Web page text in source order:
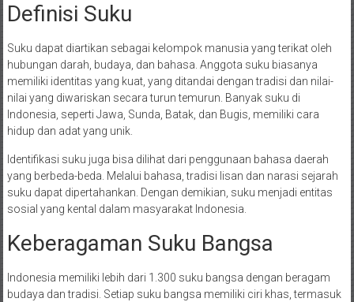
Definisi Suku
Suku dapat diartikan sebagai kelompok manusia yang terikat oleh
hubungan darah, budaya, dan bahasa. Anggota suku biasanya
memiliki identitas yang kuat, yang ditandai dengan tradisi dan nilai-
nilai yang diwariskan secara turun temurun. Banyak suku di
Indonesia, seperti Jawa, Sunda, Batak, dan Bugis, memiliki cara
hidup dan adat yang unik.
Identifikasi suku juga bisa dilihat dari penggunaan bahasa daerah
yang berbeda-beda. Melalui bahasa, tradisi lisan dan narasi sejarah
suku dapat dipertahankan. Dengan demikian, suku menjadi entitas
sosial yang kental dalam masyarakat Indonesia.
Keberagaman Suku Bangsa
Indonesia memiliki lebih dari 1.300 suku bangsa dengan beragam
budaya dan tradisi. Setiap suku bangsa memiliki ciri khas, termasuk